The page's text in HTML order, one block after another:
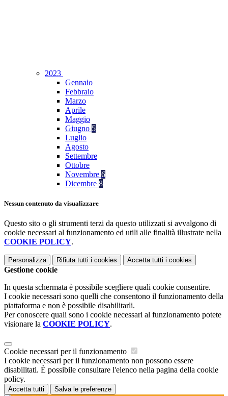
2023
Gennaio
Febbraio
Marzo
Aprile
Maggio
Giugno 5
Luglio
Agosto
Settembre
Ottobre
Novembre 6
Dicembre 8
Nessun contenuto da visualizzare
Questo sito o gli strumenti terzi da questo utilizzati si avvalgono di
cookie necessari al funzionamento ed utili alle finalità illustrate nella
COOKIE POLICY.
Personalizza Rifiuta tutti i cookies Accetta tutti i cookies
Gestione cookie
In questa schermata è possibile scegliere quali cookie consentire.
I cookie necessari sono quelli che consentono il funzionamento della
piattaforma e non è possibile disabilitarli.
Per conoscere quali sono i cookie necessari al funzionamento potete
visionare la COOKIE POLICY.
Cookie necessari per il funzionamento
I cookie necessari per il funzionamento non possono essere
disabilitati. È possibile consultare l'elenco nella pagina della cookie
policy.
Accetta tutti Salva le preferenze